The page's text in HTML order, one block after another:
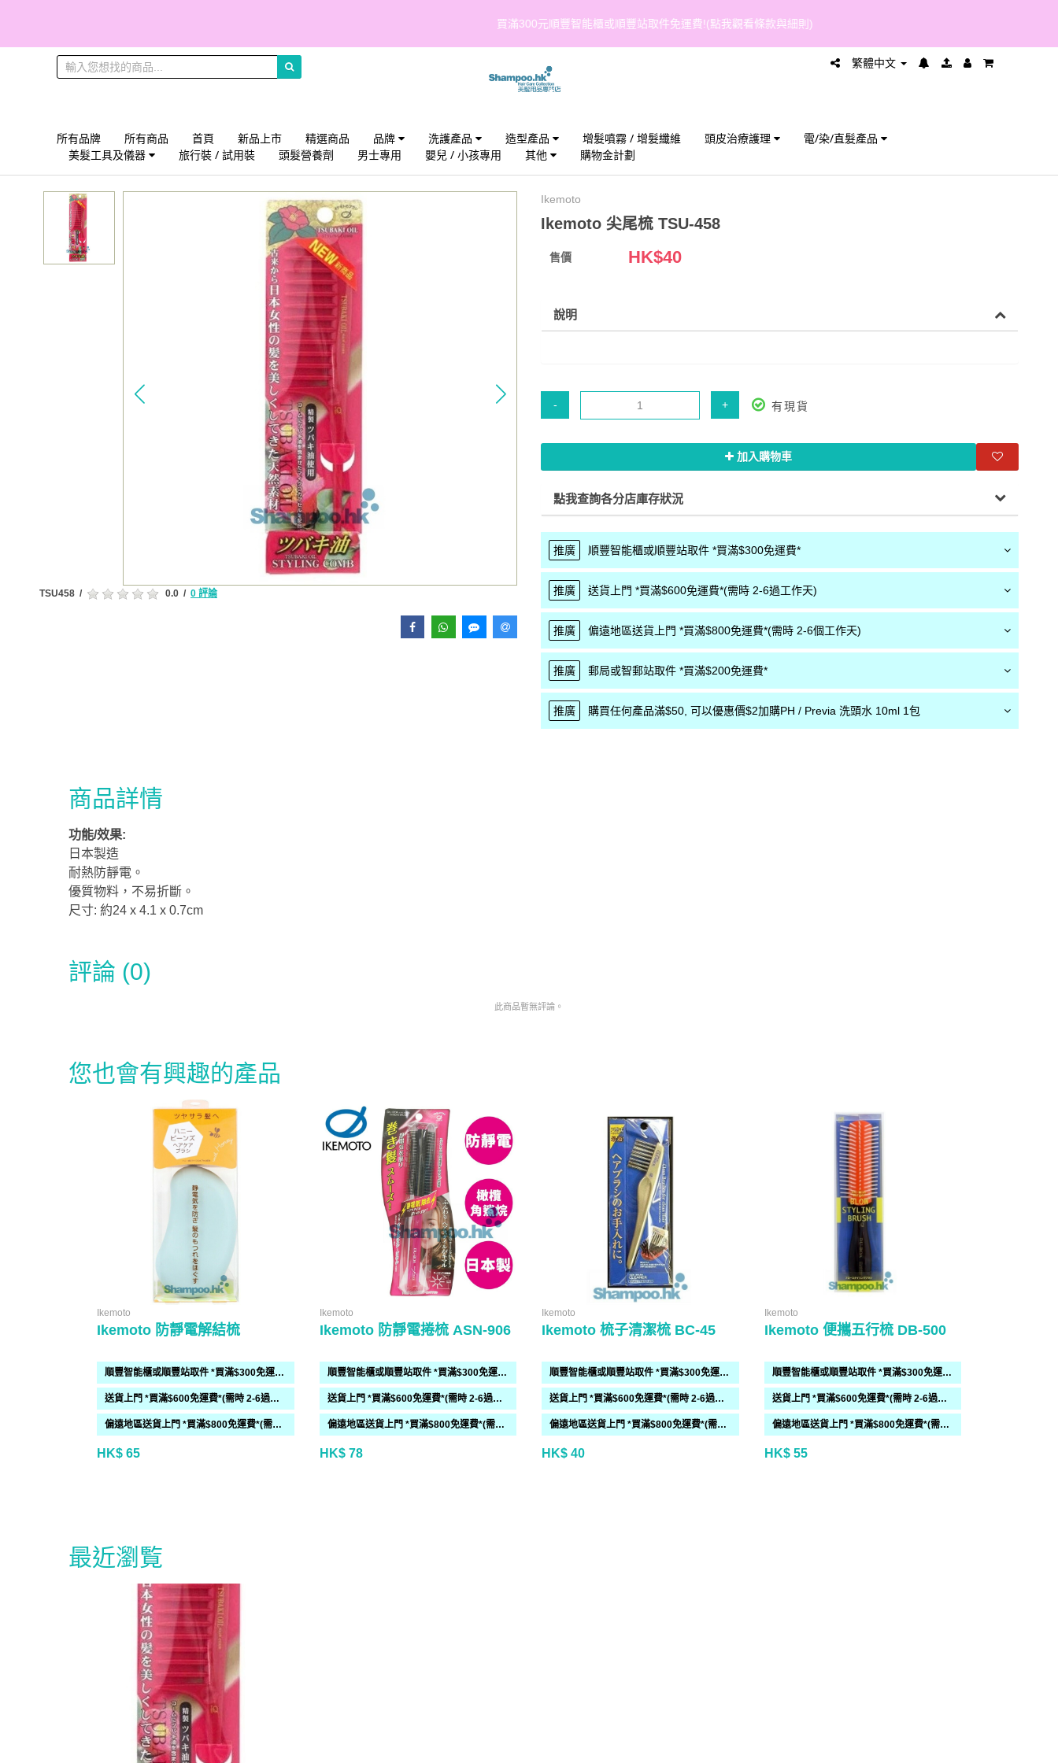
買滿300元順豐智能櫃或順豐站取件免運費!(點我觀看條款與細則)
繁體中文
所有品牌 所有商品 首頁 新品上市 精選商品 品牌 洗護產品 造型產品 增髮噴霧 / 增髮纖維 頭皮治療護理
電/染/直髮產品
美髮工具及儀器
旅行裝 / 試用裝 頭髮營養劑 男士專用 嬰兒 / 小孩專用 其他 購物金計劃
TSU458 / 0.0 / 0 評論
Ikemoto
Ikemoto 尖尾梳 TSU-458
售價 HK$40
說明
- + 有現貨
加入購物車
點我查詢各分店庫存狀況
推廣 順豐智能櫃或順豐站取件 *買滿$300免運費*
推廣 送貨上門 *買滿$600免運費*(需時 2-6過工作天)
推廣 偏遠地區送貨上門 *買滿$800免運費*(需時 2-6個工作天)
推廣 郵局或智郵站取件 *買滿$200免運費*
推廣 購買任何產品滿$50, 可以優惠價$2加購PH / Previa 洗頭水 10ml 1包
商品詳情
功能/效果:
日本製造
耐熱防靜電。
優質物料，不易折斷 。
尺寸: 約24 x 4.1 x 0.7cm
評論 (0)
此商品暫無評論。
您也會有興趣的產品
Ikemoto
Ikemoto 防靜電解結梳
順豐智能櫃或順豐站取件 *買滿$300免運費*
送貨上門 *買滿$600免運費*(需時 2-6過工作天)
偏遠地區送貨上門 *買滿$800免運費*(需時 2-6個工作天)
HK$ 65
Ikemoto
Ikemoto 防靜電捲梳 ASN-906
順豐智能櫃或順豐站取件 *買滿$300免運費*
送貨上門 *買滿$600免運費*(需時 2-6過工作天)
偏遠地區送貨上門 *買滿$800免運費*(需時 2-6個工作天)
HK$ 78
Ikemoto
Ikemoto 梳子清潔梳 BC-45
順豐智能櫃或順豐站取件 *買滿$300免運費*
送貨上門 *買滿$600免運費*(需時 2-6過工作天)
偏遠地區送貨上門 *買滿$800免運費*(需時 2-6個工作天)
HK$ 40
Ikemoto
Ikemoto 便攜五行梳 DB-500
順豐智能櫃或順豐站取件 *買滿$300免運費*
送貨上門 *買滿$600免運費*(需時 2-6過工作天)
偏遠地區送貨上門 *買滿$800免運費*(需時 2-6個工作天)
HK$ 55
最近瀏覧